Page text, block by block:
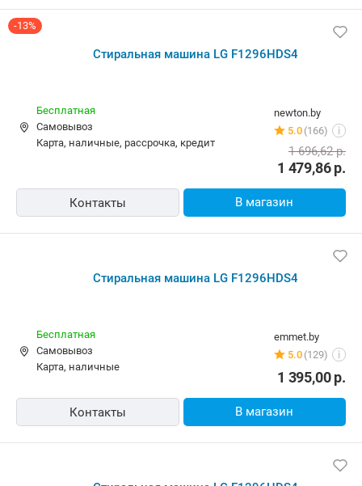
-13%
Стиральная машина LG F1296HDS4
newton.by
5.0 (166) i
Бесплатная
Самовывоз
карта, наличные, рассрочка, кредит
1 479,86р.
1 696,62р.
Контакты В магазин
Стиральная машина LG F1296HDS4
emmet.by
5.0 (129) i
Бесплатная
Самовывоз
карта, наличные
1 395,00р.
Контакты В магазин